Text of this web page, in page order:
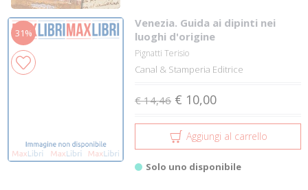
31%
Venezia. Guida ai dipinti nei
luoghi d'origine
Pignatti Terisio
Canal & Stamperia Editrice
€ 14,46 € 10,00
Aggiungi al carrello
Solo uno disponibile